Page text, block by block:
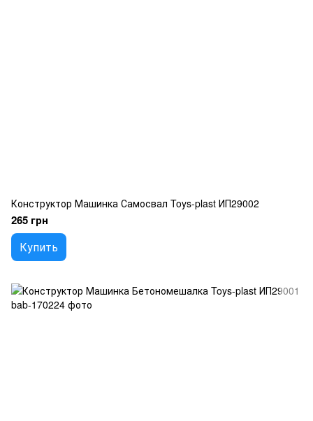
Конструктор Машинка Самосвал Toys-plast ИП29002
265 грн
Купить